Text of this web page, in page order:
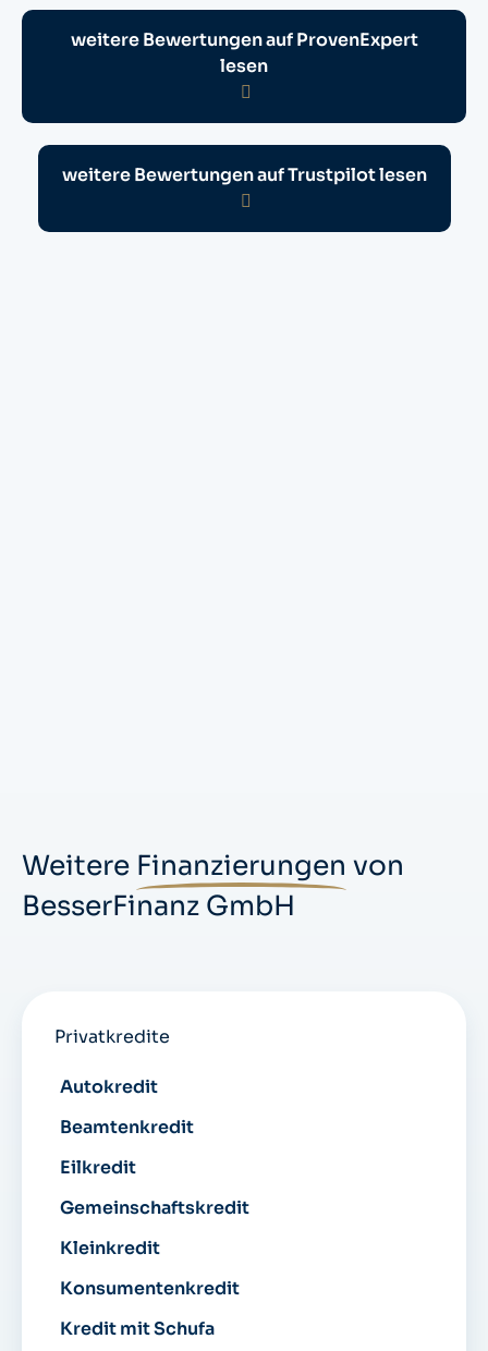
weitere Bewertungen auf ProvenExpert
lesen
weitere Bewertungen auf Trustpilot lesen
Weitere Finanzierungen von
BesserFinanz GmbH
Privatkredite
Autokredit
Beamtenkredit
Eilkredit
Gemeinschaftskredit
Kleinkredit
Konsumentenkredit
Kredit mit Schufa